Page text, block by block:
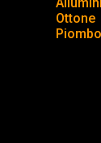
Ottone
Piombo